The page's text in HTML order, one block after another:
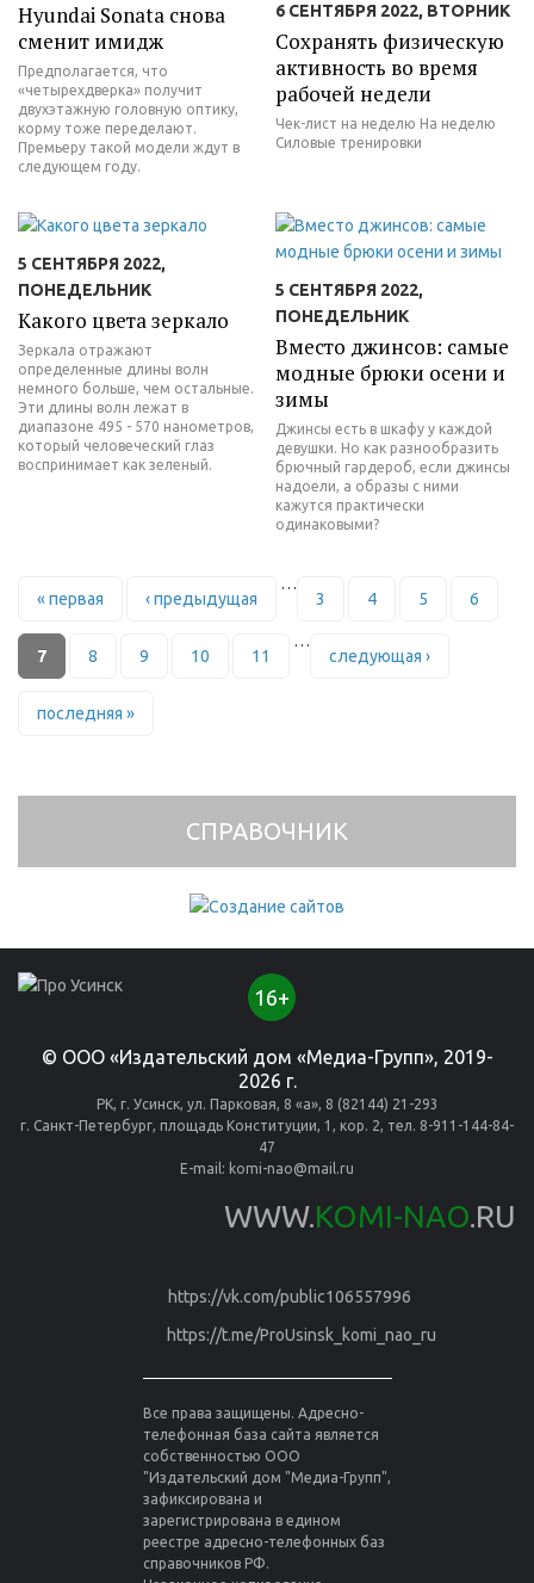
Hyundai Sonata снова
сменит имидж
Предполагается, что
«четырехдверка» получит
двухэтажную головную оптику,
корму тоже переделают.
Премьеру такой модели ждут в
следующем году.
6 СЕНТЯБРЯ 2022, ВТОРНИК
Сохранять физическую
активность во время
рабочей недели
Чек-лист на неделю На неделю
Силовые тренировки
5 СЕНТЯБРЯ 2022,
ПОНЕДЕЛЬНИК
Какого цвета зеркало
Зеркала отражают
определенные длины волн
немного больше, чем остальные.
Эти длины волн лежат в
диапазоне 495 - 570 нанометров,
который человеческий глаз
воспринимает как зеленый.
5 СЕНТЯБРЯ 2022,
ПОНЕДЕЛЬНИК
Вместо джинсов: самые
модные брюки осени и
зимы
Джинсы есть в шкафу у каждой
девушки. Но как разнообразить
брючный гардероб, если джинсы
надоели, а образы с ними
кажутся практически
одинаковыми?
Страницы
« первая ‹ предыдущая
…
3
4 5 6
7 8 9 10 11
…
следующая ›
последняя »
СПРАВОЧНИК
16+
© ООО «Издательский дом «Медиа-Групп», 2019-
2026 г.
РК, г. Усинск, ул. Парковая, 8 «а», 8 (82144) 21-293
г. Санкт-Петербург, площадь Конституции, 1, кор. 2, тел. 8-911-144-84-
47
E-mail: komi-nao@mail.ru
WWW.KOMI-NAO.RU
https://vk.com/public106557996
https://t.me/ProUsinsk_komi_nao_ru
Все права защищены. Адресно-
телефонная база сайта является
собственностью ООО
"Издательский дом "Медиа-Групп",
зафиксирована и
зарегистрирована в едином
реестре адресно-телефонных баз
справочников РФ.